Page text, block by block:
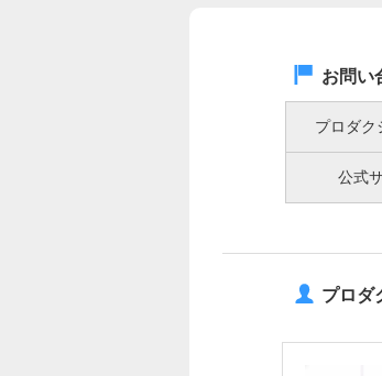
お問い
プロダク
公式
プロダ